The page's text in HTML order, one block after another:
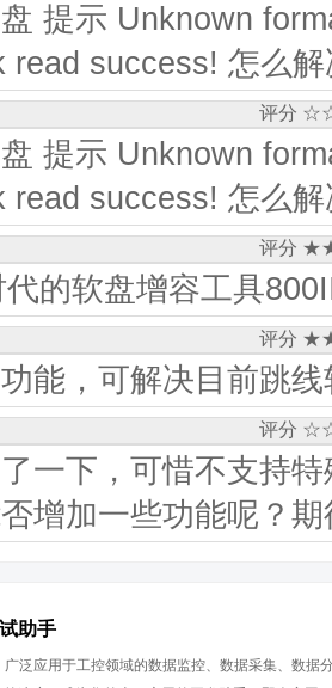
提示 Unknown
read success! 怎么
评分
提示 Unknown
read success! 怎么解
评分
的软盘增容工具
评分
能，可解决目前跳
评分
一下，可惜不支持
增加一些功能呢？
助手
泛应用于工控领域的数据监控、数据采集、数